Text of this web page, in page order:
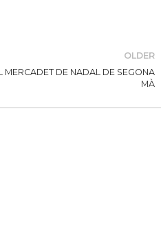
OLDER
MERCADET DE NADAL DE SEGONA
MÀ